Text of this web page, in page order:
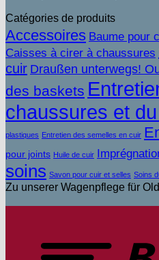
Catégories de produits
Accessoires Baume pour
Caisses à cirer à chaussures
cuir Draußen unterwegs!
des baskets
chaussures et
plastiques Entretien des semelles en cuir
pour joints Huile de cuir
soins Savon pour cuir et selles Soins
Zu unserer Wagenpflege für